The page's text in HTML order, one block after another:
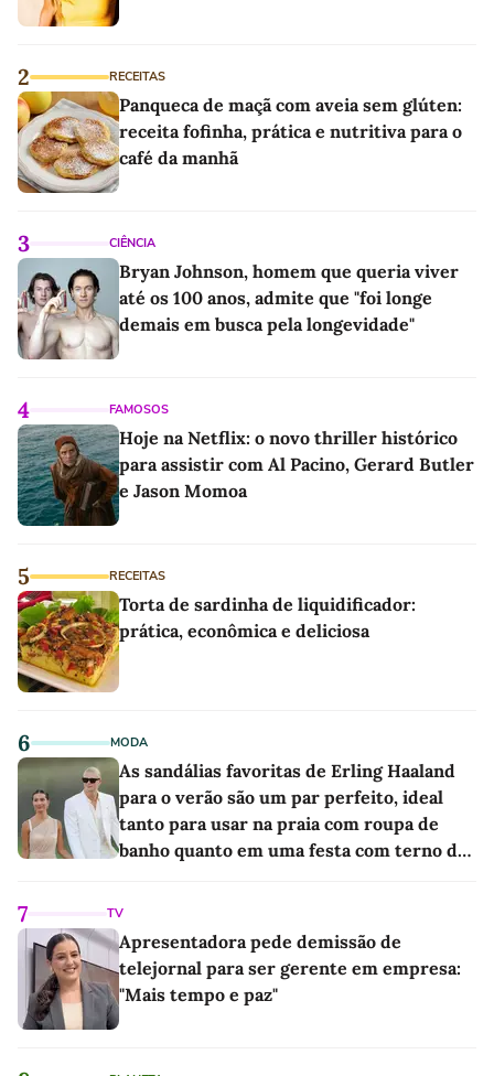
2 RECEITAS
Panqueca de maçã com aveia sem glúten:
receita fofinha, prática e nutritiva para o
café da manhã
3 CIÊNCIA
Bryan Johnson, homem que queria viver
até os 100 anos, admite que "foi longe
demais em busca pela longevidade"
4 FAMOSOS
Hoje na Netflix: o novo thriller histórico
para assistir com Al Pacino, Gerard Butler
e Jason Momoa
5 RECEITAS
Torta de sardinha de liquidificador:
prática, econômica e deliciosa
6 MODA
As sandálias favoritas de Erling Haaland
para o verão são um par perfeito, ideal
tanto para usar na praia com roupa de
banho quanto em uma festa com terno de
7 TV
Apresentadora pede demissão de
telejornal para ser gerente em empresa:
"Mais tempo e paz"